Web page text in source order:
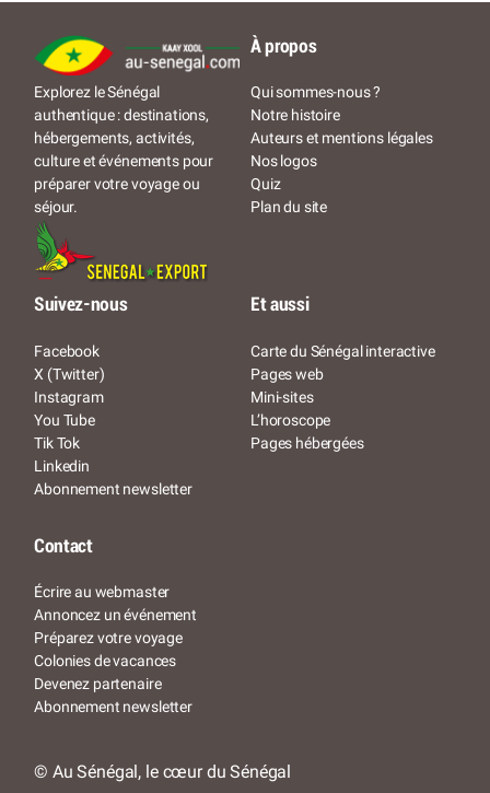
Explorez le Sénégal
authentique : destinations,
hébergements, activités,
culture et événements pour
préparer votre voyage ou
séjour.
À propos
Qui sommes-nous ?
Notre histoire
Auteurs et mentions légales
Nos logos
Quiz
Plan du site
Suivez-nous
Facebook
X (Twitter)
Instagram
You Tube
Tik Tok
Linkedin
Abonnement newsletter
Et aussi
Carte du Sénégal interactive
Pages web
Mini-sites
L’horoscope
Pages hébergées
Contact
Écrire au webmaster
Annoncez un événement
Préparez votre voyage
Colonies de vacances
Devenez partenaire
Abonnement newsletter
© Au Sénégal, le cœur du Sénégal